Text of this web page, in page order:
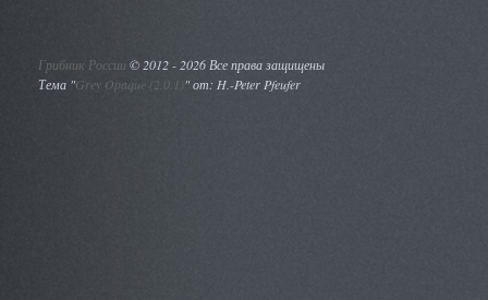
Грибник России ©2012 - 2026 Все права защищены
Тема "Grey Opaque (2.0.1)" от: H.-Peter Pfeufer